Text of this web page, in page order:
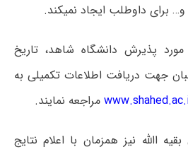
و… برای داوطلب ایجاد نمیکند.
پذیرش دانشگاه شاهد، تاریخ
داوطلبان جهت دریافت اطلاعات تکمیلی به
مراجعه نمایند.
االله نیز همزمان با اعلام نتایج